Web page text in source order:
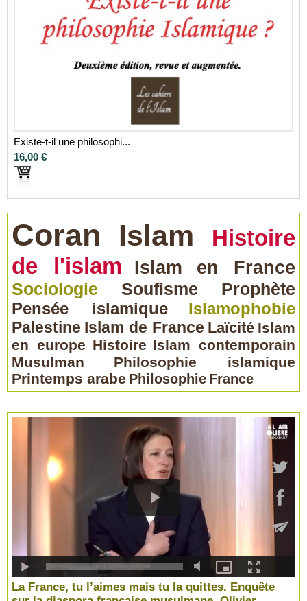
Existe-t-il une philosophi...
16,00 €
Coran Islam
Histoire
de l'islam
Islam en France
Sociologie Soufisme
Prophète
Pensée islamique
Islamophobie
Palestine Islam de France Laïcité Islam
en europe Histoire Islam contemporain
Musulman
Philosophie islamique
Printemps arabe Philosophie France
La France, tu l’aimes mais tu la quittes. Enquête